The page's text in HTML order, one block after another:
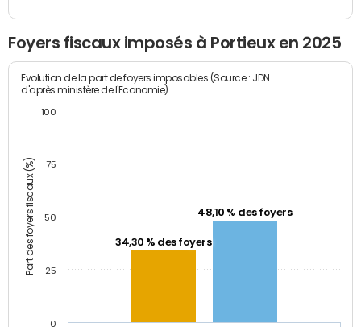
Foyers fiscaux imposés à Portieux en 2025
Part des foyers fiscaux (%)
Evolution de la part de foyers imposables (Source : JDN
d'après ministère de l'Economie)
34,30 % des foyers
48,10 % des foyers
0
25
50
75
100